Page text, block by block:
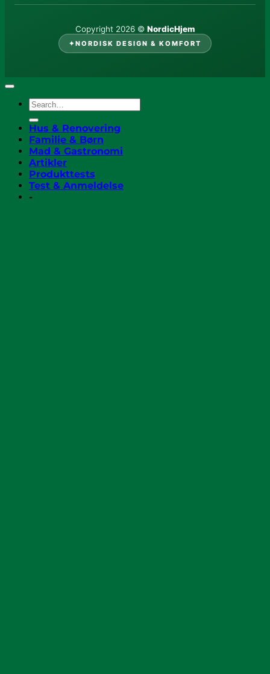
Copyright 2026 © NordicHjem
✦NORDISK DESIGN & KOMFORT
Hus & Renovering
Familie & Børn
Mad & Gastronomi
Artikler
Produkttests
Test & Anmeldelse
-